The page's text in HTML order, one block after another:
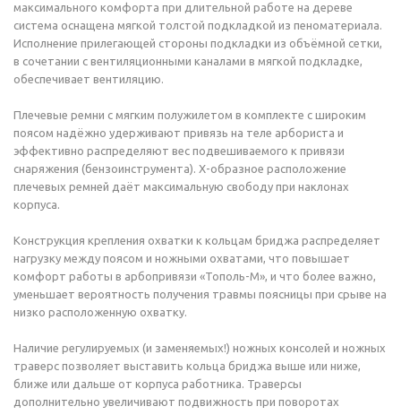
максимального комфорта при длительной работе на дереве
система оснащена мягкой толстой подкладкой из пеноматериала.
Исполнение прилегающей стороны подкладки из объёмной сетки,
в сочетании с вентиляционными каналами в мягкой подкладке,
обеспечивает вентиляцию.
Плечевые ремни с мягким полужилетом в комплекте с широким
поясом надёжно удерживают привязь на теле арбориста и
эффективно распределяют вес подвешиваемого к привязи
снаряжения (бензоинструмента). Х-образное расположение
плечевых ремней даёт максимальную свободу при наклонах
корпуса.
Конструкция крепления охватки к кольцам бриджа распределяет
нагрузку между поясом и ножными охватами, что повышает
комфорт работы в арбопривязи «Тополь-М», и что более важно,
уменьшает вероятность получения травмы поясницы при срыве на
низко расположенную охватку.
Наличие регулируемых (и заменяемых!) ножных консолей и ножных
траверс позволяет выставить кольца бриджа выше или ниже,
ближе или дальше от корпуса работника. Траверсы
дополнительно увеличивают подвижность при поворотах